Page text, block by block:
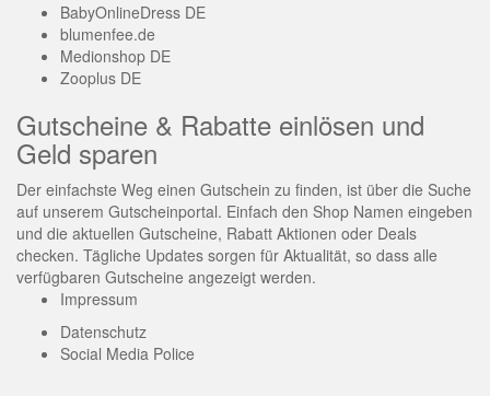
BabyOnlineDress DE
blumenfee.de
Medionshop DE
Zooplus DE
Gutscheine & Rabatte einlösen und
Geld sparen
Der einfachste Weg einen Gutschein zu finden, ist über die Suche
auf unserem Gutscheinportal. Einfach den Shop Namen eingeben
und die aktuellen Gutscheine, Rabatt Aktionen oder Deals
checken. Tägliche Updates sorgen für Aktualität, so dass alle
verfügbaren Gutscheine angezeigt werden.
Impressum
Datenschutz
Social Media Police